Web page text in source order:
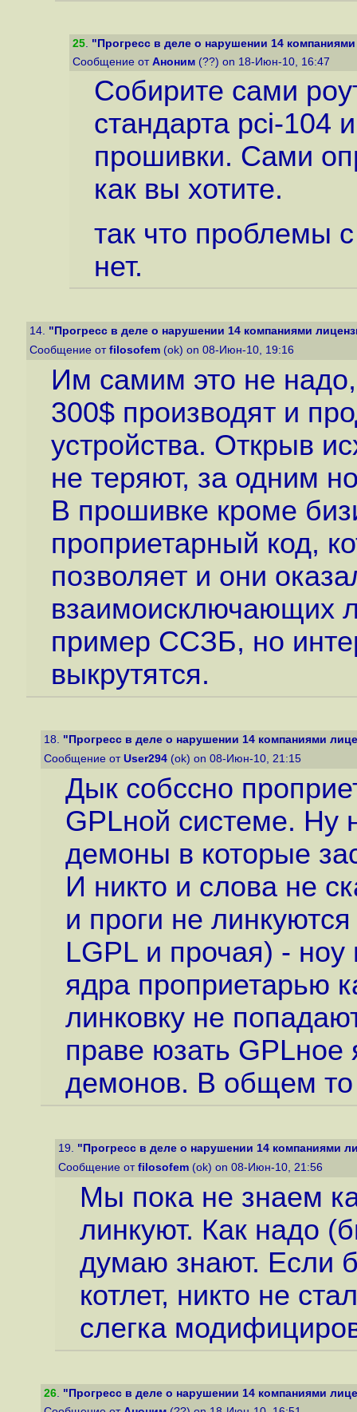
25. "Прогресс в деле о нарушении 14
Сообщение от Аноним (??) on 18-Июн-10, 16:47
Собирите сами
стандарта pci-104
прошивки. Сами
как вы хотите.
так что проблемы
нет.
14. "Прогресс в деле о нарушении 14 компаниями
Сообщение от filosofem (ok) on 08-Июн-10, 19:16
Им самим это не
300$ производят и
устройства. Открыв
не теряют, за одним
В прошивке кроме
проприетарный код,
позволяет и они
взаимоисключающих
пример ССЗБ, но
выкрутятся.
18. "Прогресс в деле о нарушении 14 компаниями
Сообщение от User294 (ok) on 08-Июн-10, 21:15
Дык собссно
GPLной системе. Ну
демоны в которые
И никто и слова не
и проги не
LGPL и прочая) -
ядра проприетарью
линковку не
праве юзать GPLное
демонов. В общем то
19. "Прогресс в деле о нарушении 14 компаниями
Сообщение от filosofem (ok) on 08-Июн-10, 21:56
Мы пока не знаем
линкуют. Как надо
думаю знают. Если
котлет, никто не
слегка
26. "Прогресс в деле о нарушении 14 компаниями